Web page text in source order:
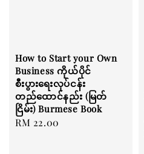
How to Start your Own
Business ကိုယ်ပိုင်
စီးပွားရေးလုပ်ငန်း
တည်ထောင်နည်း (မြတ်
ငြိမ်း) Burmese Book
Regular
RM 22.00